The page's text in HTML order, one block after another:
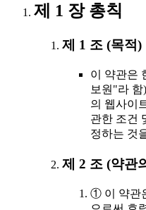
제 1 장 총칙
제 1 조 (목적)
이 약관은
보원"라
의 웹사이
관한 조건
정하는 것
제 2 조 (약관
① 이 약관